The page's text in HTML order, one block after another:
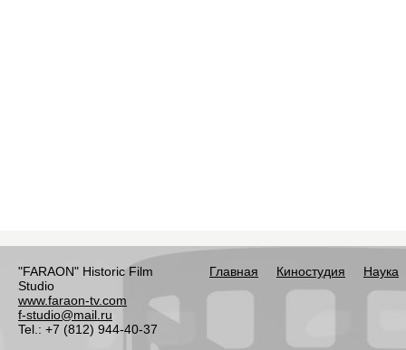
"FARAON" Historic Film
Studio
www.faraon-tv.com
f-studio@mail.ru
Tel.: +7 (812) 944-40-37
Главная Киностудия Наука